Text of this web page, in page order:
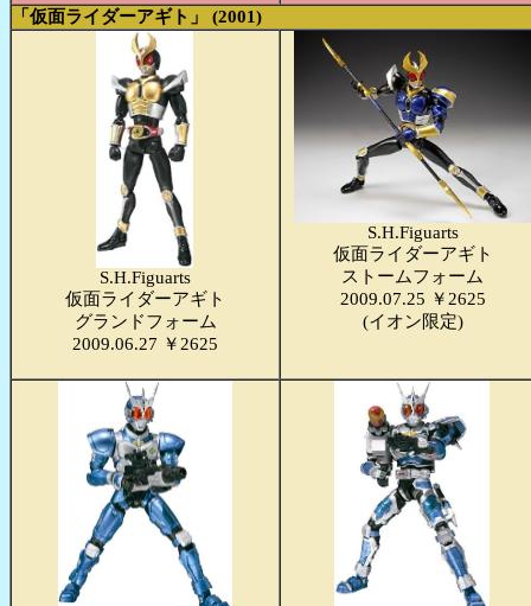
「仮面ライダーアギト」 (2001)
S.H.Figuarts
仮面ライダーアギト
グランドフォーム
2009.06.27 ￥2625
S.H.Figuarts
仮面ライダーアギト
ストームフォーム
2009.07.25 ￥2625
(イオン限定)